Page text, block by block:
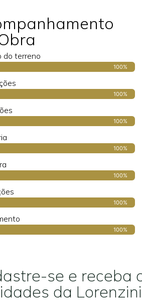
do terreno
100%
100%
100%
100%
100%
100%
100%
se e receba
da Lorenzini